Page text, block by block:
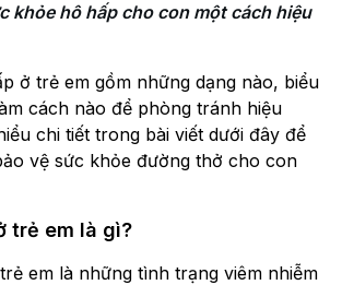
khỏe hô hấp cho con một cách hiệu
ở trẻ em gồm những dạng nào, biểu
cách nào để phòng tránh hiệu
chi tiết trong bài viết dưới đây để
vệ sức khỏe đường thở cho con
trẻ em là gì?
em là những tình trạng viêm nhiễm